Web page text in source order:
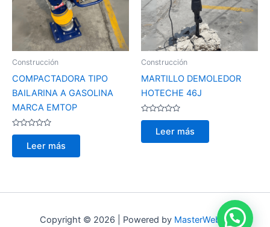
Construcción
COMPACTADORA TIPO
BAILARINA A GASOLINA
MARCA EMTOP
Valorado
de
Leer más
Construcción
MARTILLO DEMOLEDOR
HOTECHE 46J
Valorado
de
Leer más
Copyright © 2026 | Powered by MasterWebby